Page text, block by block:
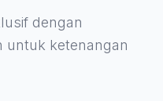
dengan
untuk ketenangan